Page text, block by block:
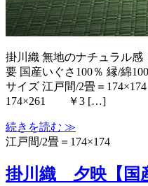
掛川織 無地のナチュラル
要 国産いぐさ100％ 縁/綿
サイズ 江戸間/2畳＝
174×261 ￥3 […]
続きを読む ≫
江戸間/2畳＝174×174
掛川織 夕映【国